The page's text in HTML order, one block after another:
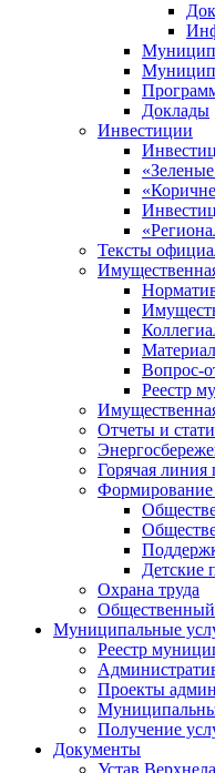
Доклады
Инвестиции
Тексты
Вопрос-
Реестр
Отчеты и
Горячая линия
Формирование
Детские
Охрана труда
Общественный
Муниципальные
Реестр
Проекты
Получение
Документы
Устав